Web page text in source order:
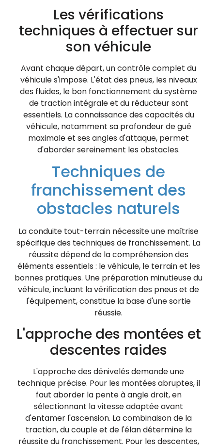
Les vérifications
techniques à effectuer sur
son véhicule
Avant chaque départ, un contrôle complet du
véhicule s'impose. L'état des pneus, les niveaux
des fluides, le bon fonctionnement du système
de traction intégrale et du réducteur sont
essentiels. La connaissance des capacités du
véhicule, notamment sa profondeur de gué
maximale et ses angles d'attaque, permet
d'aborder sereinement les obstacles.
Techniques de
franchissement des
obstacles naturels
La conduite tout-terrain nécessite une maîtrise
spécifique des techniques de franchissement. La
réussite dépend de la compréhension des
éléments essentiels : le véhicule, le terrain et les
bonnes pratiques. Une préparation minutieuse du
véhicule, incluant la vérification des pneus et de
l'équipement, constitue la base d'une sortie
réussie.
L'approche des montées et
descentes raides
L'approche des dénivelés demande une
technique précise. Pour les montées abruptes, il
faut aborder la pente à angle droit, en
sélectionnant la vitesse adaptée avant
d'entamer l'ascension. La combinaison de la
traction, du couple et de l'élan détermine la
réussite du franchissement. Pour les descentes,